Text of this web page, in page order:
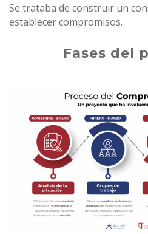
Se trataba de construir un
establecer compromisos.
Fases del